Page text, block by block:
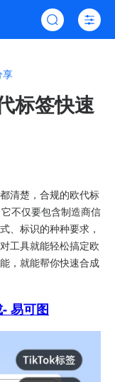
享
标签快速
清楚，合规的欧代标
不仅要包含制造商信
、标识的种种要求，
工具就能轻松搞定欧
，就能帮你快速合成
易可图